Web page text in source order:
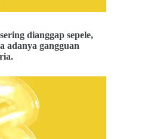
dianggap sepele,
adanya gangguan